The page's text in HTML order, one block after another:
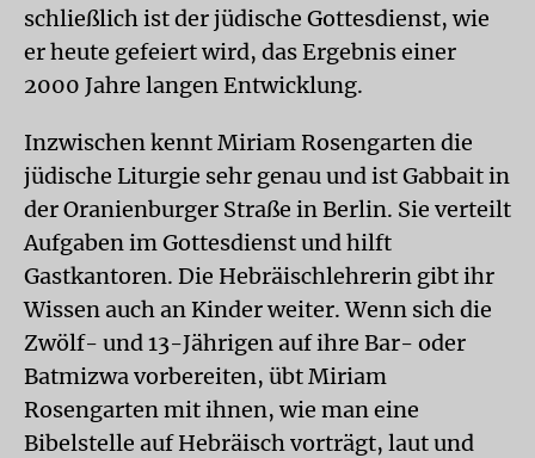
schließlich ist der jüdische Gottesdienst, wie
er heute gefeiert wird, das Ergebnis einer
2000 Jahre langen Entwicklung.
Inzwischen kennt Miriam Rosengarten die
jüdische Liturgie sehr genau und ist Gabbait in
der Oranienburger Straße in Berlin. Sie verteilt
Aufgaben im Gottesdienst und hilft
Gastkantoren. Die Hebräischlehrerin gibt ihr
Wissen auch an Kinder weiter. Wenn sich die
Zwölf- und 13-Jährigen auf ihre Bar- oder
Batmizwa vorbereiten, übt Miriam
Rosengarten mit ihnen, wie man eine
Bibelstelle auf Hebräisch vorträgt, laut und